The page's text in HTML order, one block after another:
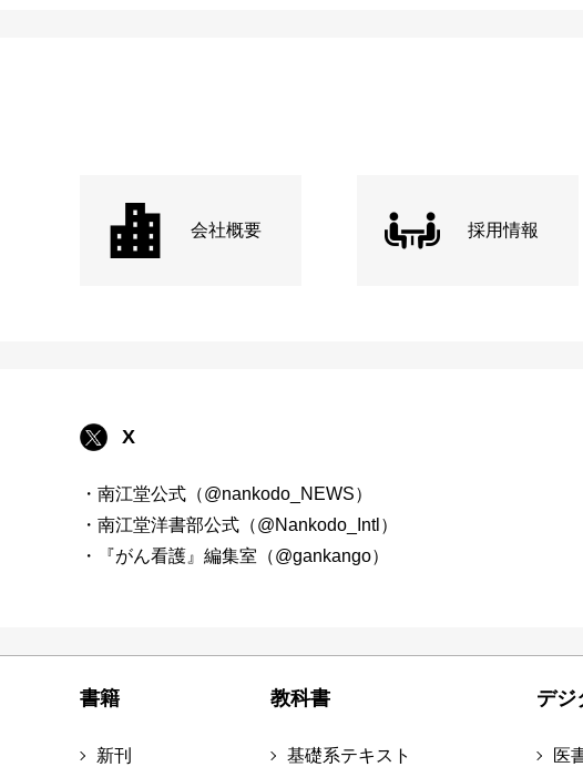
会社概要 採用情報
X
・南江堂公式（@nankodo_NEWS）
・南江堂洋書部公式（@Nankodo_Intl）
・『がん看護』編集室（@gankango）
書籍
新刊
教科書
基礎系テキスト
デジ
医